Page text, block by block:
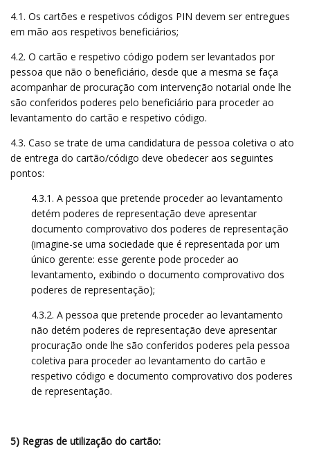
4.1. Os cartões e respetivos códigos PIN devem ser entregues
em mão aos respetivos beneficiários;
4.2. O cartão e respetivo código podem ser levantados por
pessoa que não o beneficiário, desde que a mesma se faça
acompanhar de procuração com intervenção notarial onde lhe
são conferidos poderes pelo beneficiário para proceder ao
levantamento do cartão e respetivo código.
4.3. Caso se trate de uma candidatura de pessoa coletiva o ato
de entrega do cartão/código deve obedecer aos seguintes
pontos:
4.3.1. A pessoa que pretende proceder ao levantamento
detém poderes de representação deve apresentar
documento comprovativo dos poderes de representação
(imagine-se uma sociedade que é representada por um
único gerente: esse gerente pode proceder ao
levantamento, exibindo o documento comprovativo dos
poderes de representação);
4.3.2. A pessoa que pretende proceder ao levantamento
não detém poderes de representação deve apresentar
procuração onde lhe são conferidos poderes pela pessoa
coletiva para proceder ao levantamento do cartão e
respetivo código e documento comprovativo dos poderes
de representação.
5) Regras de utilização do cartão: